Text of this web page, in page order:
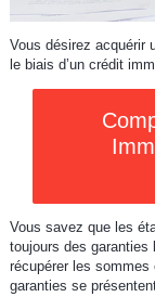
Vous désirez acquérir
le biais d’un crédit
Vous savez que les
toujours des garanties
récupérer les sommes
garanties se